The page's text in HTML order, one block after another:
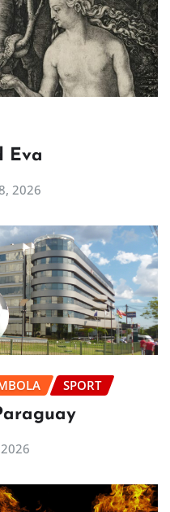
Eva
2026
SPORT